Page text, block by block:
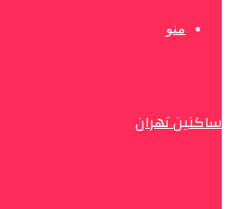
منو
ساکنین تهران